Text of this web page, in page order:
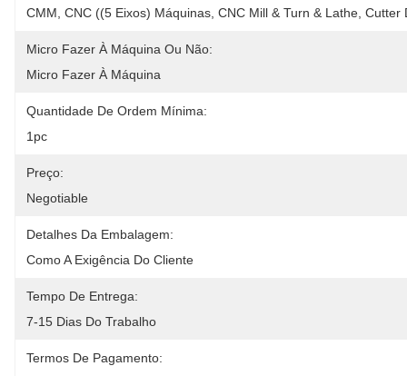
CMM, CNC ((5 Eixos) Máquinas, CNC Mill & Turn & Lathe, Cutter
Micro Fazer À Máquina Ou Não:
Micro Fazer À Máquina
Quantidade De Ordem Mínima:
1pc
Preço:
Negotiable
Detalhes Da Embalagem:
Como A Exigência Do Cliente
Tempo De Entrega:
7-15 Dias Do Trabalho
Termos De Pagamento: